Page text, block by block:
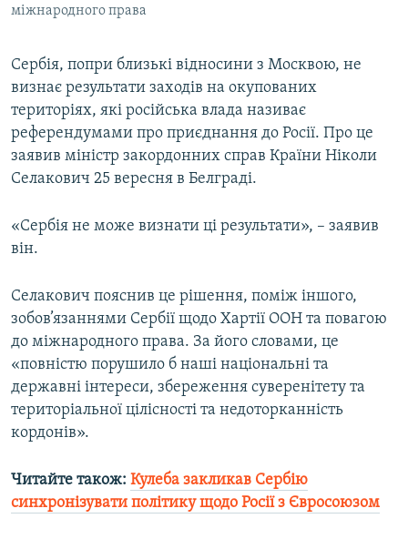
ДОЛУЧАЙСЯ!
міжнародного права
Сербія, попри близькі відносини з Москвою, не
визнає результати заходів на окупованих
територіях, які російська влада називає
референдумами про приєднання до Росії. Про це
заявив міністр закордонних справ Країни Ніколи
Селакович 25 вересня в Белграді.
«Сербія не може визнати ці результати», – заявив
він.
Селакович пояснив це рішення, поміж іншого,
зобов’язаннями Сербії щодо Хартії ООН та повагою
до міжнародного права. За його словами, це
«повністю порушило б наші національні та
державні інтереси, збереження суверенітету та
територіальної цілісності та недоторканність
кордонів».
Читайте також: Кулеба закликав Сербію
синхронізувати політику щодо Росії з Євросоюзом